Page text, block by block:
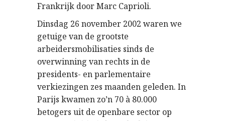
Frankrijk door Marc Caprioli.
Dinsdag 26 november 2002 waren we
getuige van de grootste
arbeidersmobilisaties sinds de
overwinning van rechts in de
presidents- en parlementaire
verkiezingen zes maanden geleden. In
Parijs kwamen zo’n 70 à 80.000
betogers uit de openbare sector op